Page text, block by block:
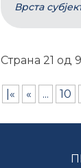
Врста
Страна 21 од
|« « ... 10